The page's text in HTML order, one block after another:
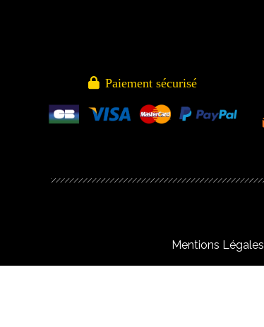
 Paiement sécurisé
Mentions Légales